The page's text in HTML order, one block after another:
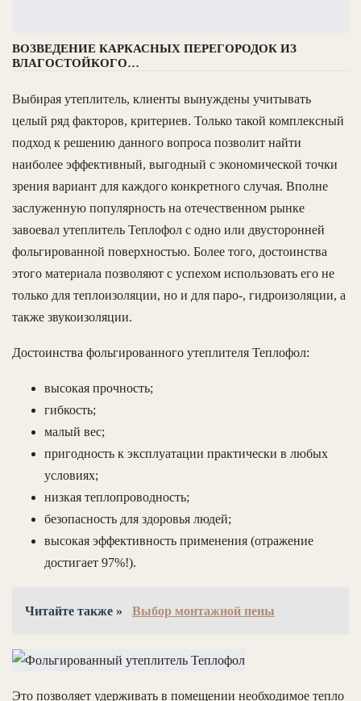
ВОЗВЕДЕНИЕ КАРКАСНЫХ ПЕРЕГОРОДОК ИЗ
ВЛАГОСТОЙКОГО…
Выбирая утеплитель, клиенты вынуждены учитывать
целый ряд факторов, критериев. Только такой комплексный
подход к решению данного вопроса позволит найти
наиболее эффективный, выгодный с экономической точки
зрения вариант для каждого конкретного случая. Вполне
заслуженную популярность на отечественном рынке
завоевал утеплитель Теплофол с одно или двусторонней
фольгированной поверхностью. Более того, достоинства
этого материала позволяют с успехом использовать его не
только для теплоизоляции, но и для паро-, гидроизоляции, а
также звукоизоляции.
Достоинства фольгированного утеплителя Теплофол:
высокая прочность;
гибкость;
малый вес;
пригодность к эксплуатации практически в любых
условиях;
низкая теплопроводность;
безопасность для здоровья людей;
высокая эффективность применения (отражение
достигает 97%!).
Читайте также » Выбор монтажной пены
Это позволяет удерживать в помещении необходимое тепло